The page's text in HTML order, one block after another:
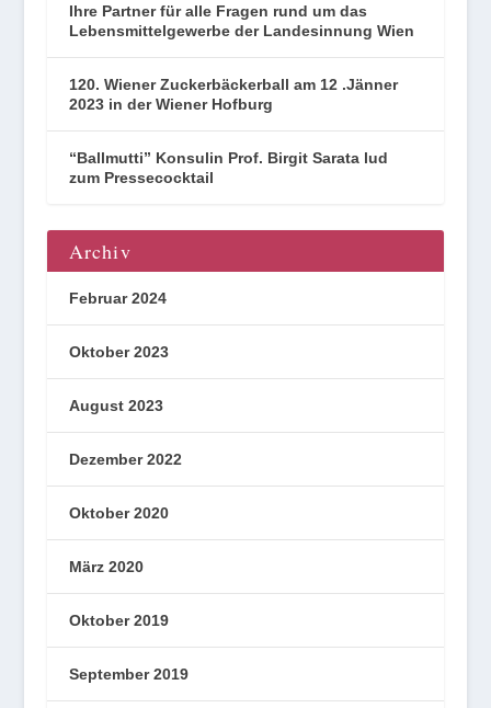
Ihre Partner für alle Fragen rund um das
Lebensmittelgewerbe der Landesinnung Wien
120. Wiener Zuckerbäckerball am 12 .Jänner
2023 in der Wiener Hofburg
“Ballmutti” Konsulin Prof. Birgit Sarata lud
zum Pressecocktail
Archiv
Februar 2024
Oktober 2023
August 2023
Dezember 2022
Oktober 2020
März 2020
Oktober 2019
September 2019